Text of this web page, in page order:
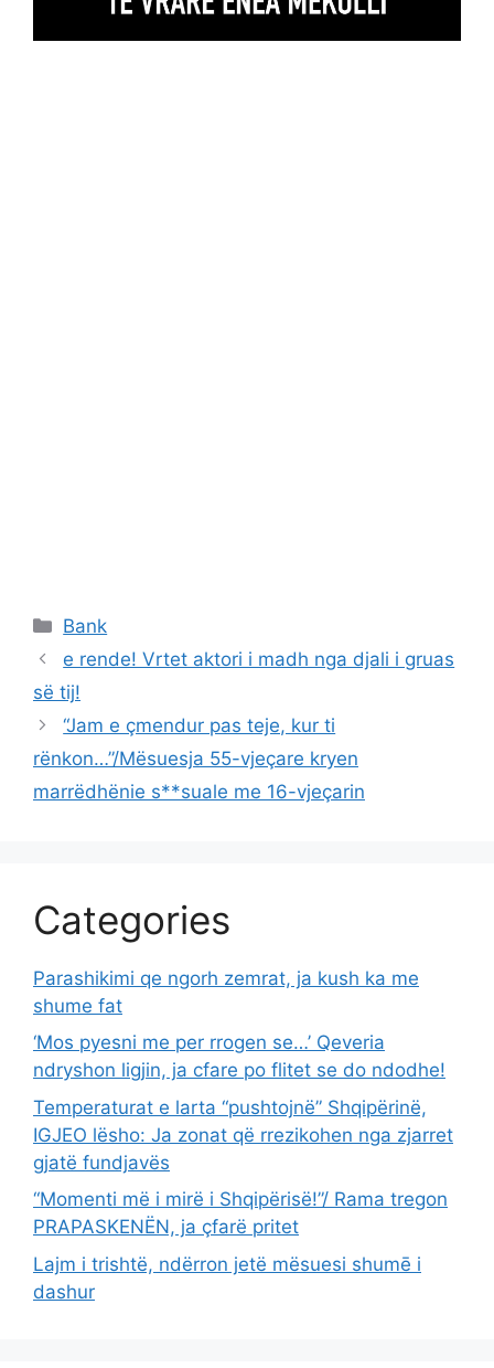
Categories
Bank
e rende! Vrtet aktori i madh nga djali i gruas
së tij!
“Jam e çmendur pas teje, kur ti
rënkon…”/Mësuesja 55-vjeçare kryen
marrëdhënie s**suale me 16-vjeçarin
Categories
Parashikimi qe ngorh zemrat, ja kush ka me
shume fat
‘Mos pyesni me per rrogen se…’ Qeveria
ndryshon ligjin, ja cfare po flitet se do ndodhe!
Temperaturat e larta “pushtojnë” Shqipërinë,
IGJEO lësho: Ja zonat që rrezikohen nga zjarret
gjatë fundjavës
“Momenti më i mirë i Shqipërisë!”/ Rama tregon
PRAPASKENËN, ja çfarë pritet
Lajm i trishtë, ndërron jetë mësuesi shumē i
dashur